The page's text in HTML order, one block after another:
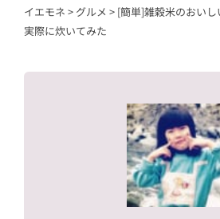
イエモネ > グルメ > [簡単]雑穀米のおいし
実際に炊いてみた